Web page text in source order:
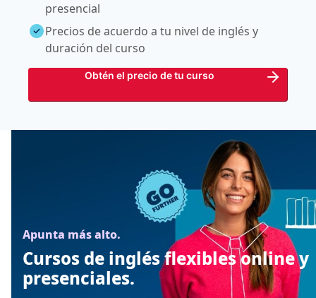
presencial
Precios de acuerdo a tu nivel de inglés y
duración del curso
Obtén el precio de tu curso
Apunta más alto.
Cursos de inglés flexibles online y
presenciales.